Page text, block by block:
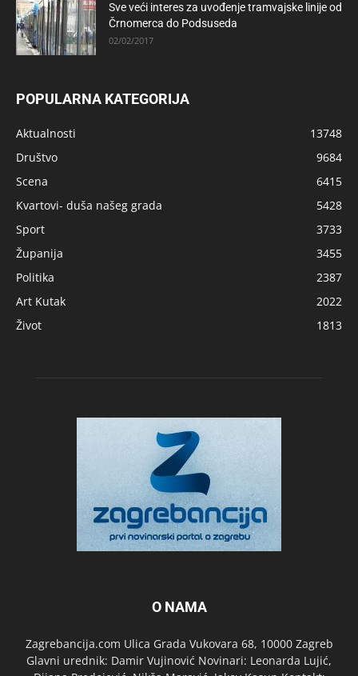
Sve veći interes za uvođenje tramvajske linije od
Črnomerca do Podsuseda
02/02/2017
POPULARNA KATEGORIJA
Aktualnosti
13748
Društvo
9684
Scena
6415
Kvartovi- duša našeg grada
5428
Sport
3733
Županija
3455
Politika
2387
Art Kutak
2022
Život
1813
O NAMA
Zagrebancija.com Ulica Grada Vukovara 68, 10000 Zagreb
Glavni urednik: Damir Vujinović Novinari: Leonarda Lujić,